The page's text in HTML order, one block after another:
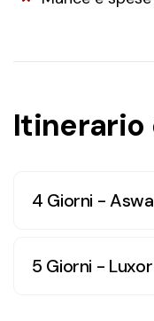
4 Giorni -
5 Giorni -